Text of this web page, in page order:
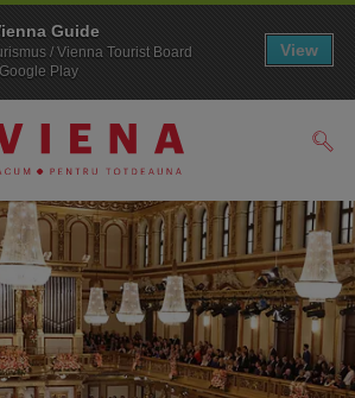
Guide
/ Vienna Tourist Board
Play
View